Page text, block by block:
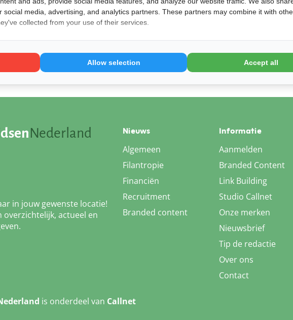
Nederland
in jouw gewenste locatie!
overzichtelijk, actueel en
Nieuws
Algemeen
Filantropie
Financiën
Recruitment
Branded content
Informatie
Aanmelden
Branded Content
Link Building
Studio Callnet
Onze merken
Nieuwsbrief
Tip de redactie
Over ons
Contact
is onderdeel van Callnet
media, advertising, and analytics partners. These partners may combine it with
collected from your use of their services.
Allow selection Accept all